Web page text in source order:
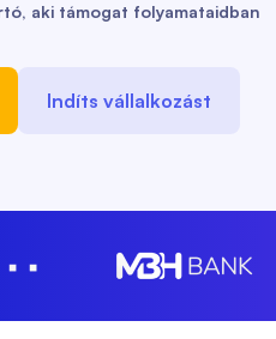
aki támogat folyamataidban
Indíts vállalkozást